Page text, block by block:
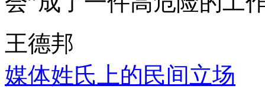
王德邦
媒体姓氏上的民间立场